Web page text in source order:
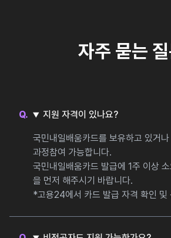
자주 묻는
지원 자격이 있나요?
국민내일배움카드를 보유하고 있거나
과정참여 가능합니다.
국민내일배움카드 발급에 1주 이상
을 먼저 해주시기 바랍니다.
*고용24에서 카드 발급 자격 확인 및